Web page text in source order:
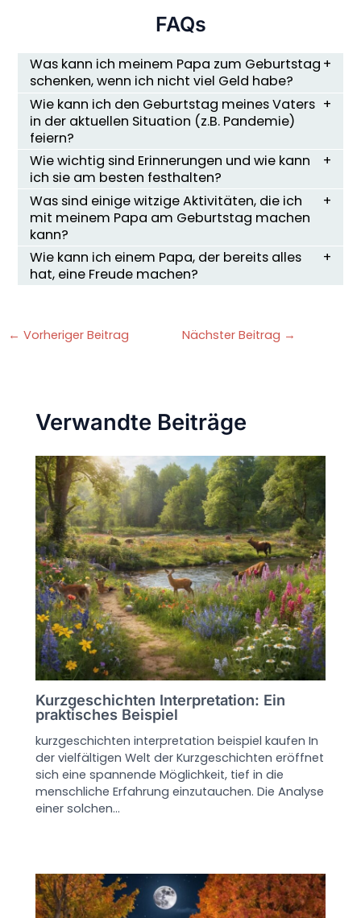
FAQs
Was kann ich meinem Papa zum Geburtstag
schenken, wenn ich nicht viel Geld habe?
Wie kann ich den Geburtstag meines Vaters
in der aktuellen Situation (z.B. Pandemie)
feiern?
Wie wichtig sind Erinnerungen und wie kann
ich sie am besten festhalten?
Was sind einige witzige Aktivitäten, die ich
mit meinem Papa am Geburtstag machen
kann?
Wie kann ich einem Papa, der bereits alles
hat, eine Freude machen?
← Vorheriger Beitrag Nächster Beitrag →
Verwandte Beiträge
Kurzgeschichten Interpretation: Ein
praktisches Beispiel
kurzgeschichten interpretation beispiel kaufen In
der vielfältigen Welt der Kurzgeschichten eröffnet
sich eine spannende Möglichkeit, tief in die
menschliche Erfahrung einzutauchen. Die Analyse
einer solchen…